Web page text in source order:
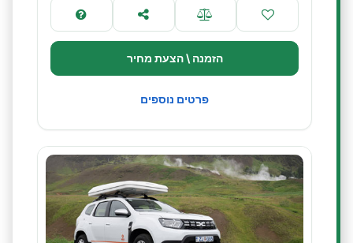
הזמנה \ הצעת מחיר
פרטים נוספים